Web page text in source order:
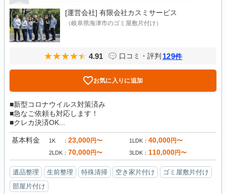
[運営会社] 有限会社カスミサービス
（岐阜県海津市のゴミ屋敷片付け）
4.91 口コミ・評判 129件
お気に入りに追加
■新型コロナウイルス対策済み
■急なご依頼も対応します！
■クレカ決済OK...
基本料金 1K 23,000円〜 1LDK 40,000円〜
2LDK 70,000円〜 3LDK 110,000円〜
遺品整理 生前整理 特殊清掃 空き家片付け
ゴミ屋敷片付け
部屋片付け